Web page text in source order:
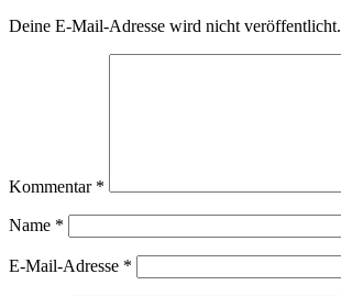
Deine E-Mail-Adresse wird nicht veröffentlicht.
Kommentar *
Name *
E-Mail-Adresse *